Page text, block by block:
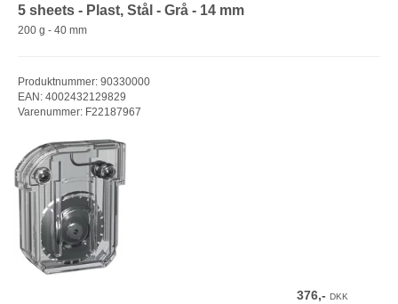
5 sheets - Plast, Stål - Grå - 14 mm
200 g - 40 mm
Produktnummer: 90330000
EAN: 4002432129829
Varenummer: F22187967
376,-DKK